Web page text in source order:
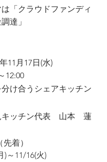
「クラウドファンディ
達 」
11月17日(水)
12:00
け合うシェアキッチン
ッチン代表　山本　蓮
着）
)～11/16(火)